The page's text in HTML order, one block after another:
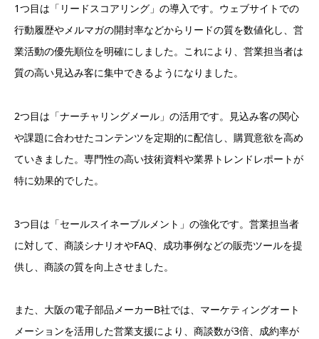
1つ目は「リードスコアリング」の導入です。ウェブサイトでの
行動履歴やメルマガの開封率などからリードの質を数値化し、営
業活動の優先順位を明確にしました。これにより、営業担当者は
質の高い見込み客に集中できるようになりました。
2つ目は「ナーチャリングメール」の活用です。見込み客の関心
や課題に合わせたコンテンツを定期的に配信し、購買意欲を高め
ていきました。専門性の高い技術資料や業界トレンドレポートが
特に効果的でした。
3つ目は「セールスイネーブルメント」の強化です。営業担当者
に対して、商談シナリオやFAQ、成功事例などの販売ツールを提
供し、商談の質を向上させました。
また、大阪の電子部品メーカーB社では、マーケティングオート
メーションを活用した営業支援により、商談数が3倍、成約率が